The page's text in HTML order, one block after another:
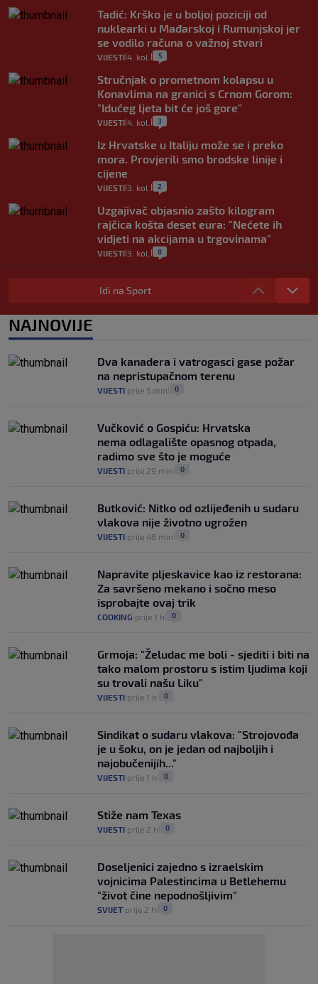
Tadić: Krško je u boljoj poziciji od
nuklearki u Mađarskoj i Rumunjskoj jer
se vodilo računa o važnoj stvari
VIJESTI 4. kol. 5
Stručnjak o prometnom kolapsu u
Konavlima na granici s Crnom Gorom:
"Idućeg ljeta bit će još gore"
VIJESTI 4. kol. 3
Iz Hrvatske u Italiju može se i preko
mora. Provjerili smo brodske linije i
cijene
VIJESTI 3. kol. 2
Uzgajivač objasnio zašto kilogram
rajčica košta deset eura: "Nećete ih
vidjeti na akcijama u trgovinama"
VIJESTI 3. kol. 8
Selidba je jedno od stresnijih iskustava.
Evo aktualnih cijena i nekoliko savjeta
VIJESTI 2. kol. 0
automobilom na Hvar iz Zagreba, a
koliko iz Osijeka
VIJESTI|2. kol. 14
Idi na Sport
NAJNOVIJE
Dva kanadera i vatrogasci gase požar
na nepristupačnom terenu
VIJESTI prije 5 min 0
Vučković o Gospiću: Hrvatska
nema odlagalište opasnog otpada,
radimo sve što je moguće
VIJESTI prije 29 min 0
Butković: Nitko od ozlijeđenih u sudaru
vlakova nije životno ugrožen
VIJESTI prije 48 min 0
Napravite pljeskavice kao iz restorana:
Za savršeno mekano i sočno meso
isprobajte ovaj trik
COOKING prije 1 h 0
Grmoja: "Želudac me boli - sjediti i biti na
tako malom prostoru s istim ljudima koji
su trovali našu Liku"
VIJESTI prije 1 h 0
Sindikat o sudaru vlakova: "Strojovođa
je u šoku, on je jedan od najboljih i
najobučenijih..."
VIJESTI prije 1 h 0
Stiže nam Texas
VIJESTI prije 2 h 0
Doseljenici zajedno s izraelskim
vojnicima Palestincima u Betlehemu
"život čine nepodnošljivim"
SVIJET prije 2 h 0